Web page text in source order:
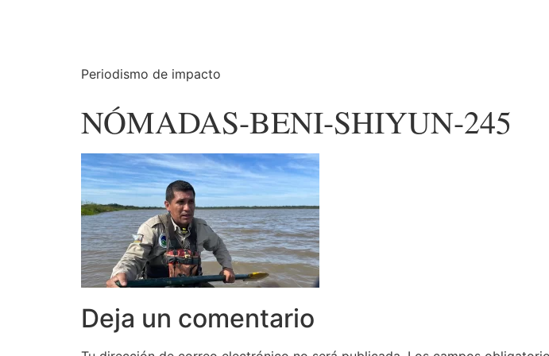
Periodismo de impacto
NÓMADAS-BENI-SHIYUN-245
Deja un comentario